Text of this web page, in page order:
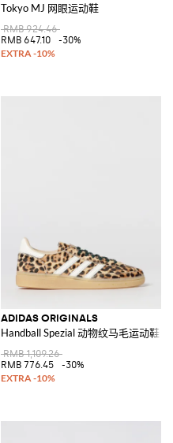
Tokyo MJ 网眼运动鞋
RMB 924.46
RMB 647.10
-30%
ADIDAS ORIGINALS
Handball Spezial 动物纹马毛运动鞋
RMB 1,109.26
RMB 776.45
-30%